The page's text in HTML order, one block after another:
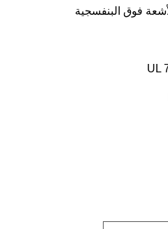
فوق البنفسجية